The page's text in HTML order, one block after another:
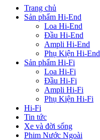
Trang chủ
Sản phẩm Hi-End
Loa Hi-End
Đầu Hi-End
Ampli Hi-End
Phụ Kiện Hi-End
Sản phẩm Hi-Fi
Loa Hi-Fi
Đầu Hi-Fi
Ampli Hi-Fi
Phụ Kiện Hi-Fi
Hi-Fi
Tin tức
Xe và đời sống
Phim Nước Ngoài